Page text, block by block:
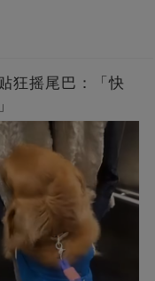
狂摇尾巴：「快